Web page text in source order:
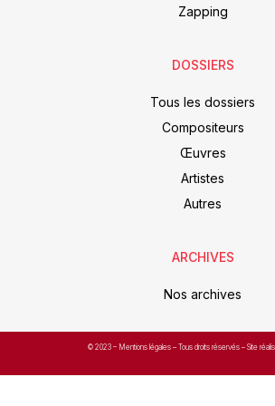
Zapping
DOSSIERS
Tous les dossiers
Compositeurs
Œuvres
Artistes
Autres
ARCHIVES
Nos archives
© 2023 – Mentions légales – Tous droits réservés – Site